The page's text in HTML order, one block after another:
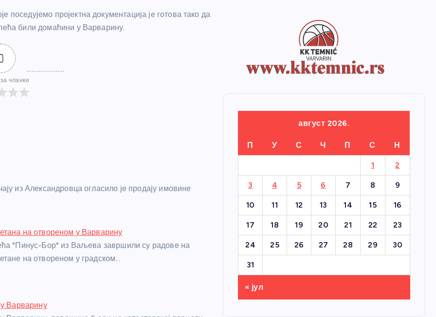
пројектна документација је готова тако да
били домаћини у Варварину.
чланке
из Александровца огласило је продају имовине
на отвореном у Варварину
"Пинус-Бор" из Ваљева завршили су радове на
на отвореном у градском…
Варварину
август 2026.
П У С Ч П С Н
1 2
3 4 5 6 7 8 9
10 11 12 13 14 15 16
17 18 19 20 21 22 23
24 25 26 27 28 29 30
31
« јул